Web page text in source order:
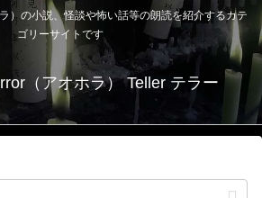
）の小説、怪談や怖い話等の朗読を紹介するカテ
ゴリーサイトです
（アオホラ） Teller テラー